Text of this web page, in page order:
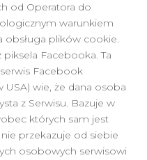
od Operatora do
warunkiem
obsługa plików cookie.
Facebooka. Ta
Facebook
USA) wie, że dana osoba
z Serwisu. Bazuje w
których sam jest
przekazuje od siebie
osobowych serwisowi